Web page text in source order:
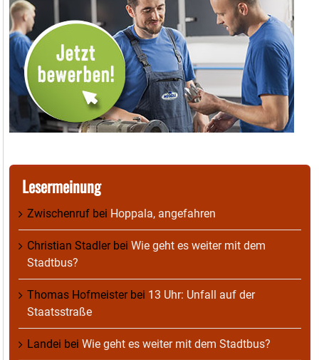
Lesermeinung
Zwischenruf bei Hoppala, angefahren
Christian Stadlerbei Wie geht es weiter mit dem
Stadtbus?
Thomas Hofmeisterbei 13 Uhr: Unfall auf der
Staatsstraße
Landei bei Wie geht es weiter mit dem Stadtbus?